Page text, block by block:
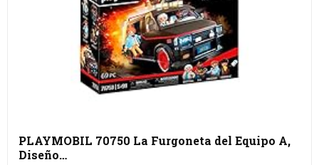
PLAYMOBIL 70750 La Furgoneta del Equipo A,
Diseño…